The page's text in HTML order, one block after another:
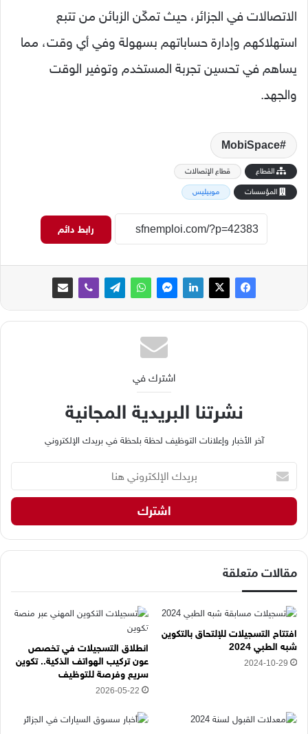
الاتصالات في الجزائر، حيث تمكّن الزبائن من تتبع
استهلاكهم وإدارة حساباتهم بسهولة وفي أي وقت، مما
يساهم في تحسين تجربة المستخدم وتوفير الوقت
والجهد.
MobiSpace
القطاع
قطاع الإتصالات
المؤسسات
موبيليس
رابط دائم
اشترك في
نشرتنا البريدية المجانية
آخر الأخبار وإعلانات التوظيف لحظة بلحظة في بريدك الإلكتروني
ي
ك
ا
إ
ت
ر
و
ن
ا
مقالات متعلقة
افتتاح التسجيلات للإلتحاق بالتكوين
شبه الطبي 2024
2024-10-29
انطلاق التسجيلات في تخصص
عون تركيب الهواتف الذكية.. تكوين
سريع وفرصة للتوظيف
2026-05-22